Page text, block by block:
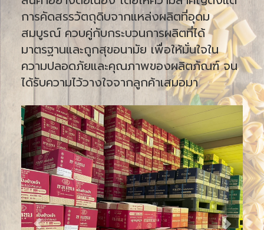
การคัดสรรวัตถุดิบจากแหล่งผลิตที่อุดม
สมบูรณ์ ควบคู่กับกระบวนการผลิตที่ได้
มาตรฐานและถูกสุขอนามัย เพื่อให้มั่นใจใน
ความปลอดภัยและคุณภาพของผลิตภัณฑ์ จน
ได้รับความไว้วางใจจากลูกค้าเสมอมา